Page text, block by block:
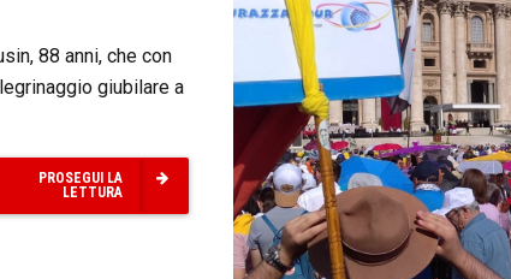
88 anni, che con
giubilare a
PROSEGUI LA
LETTURA